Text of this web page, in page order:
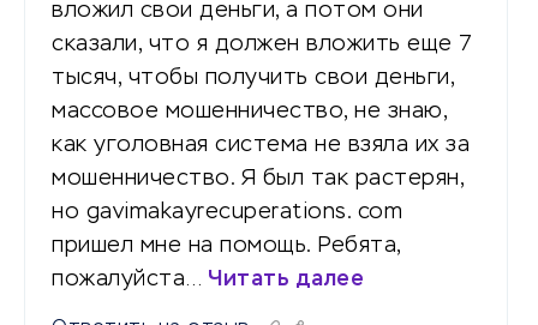
вложил свои деньги, а потом они
сказали, что я должен вложить еще 7
тысяч, чтобы получить свои деньги,
массовое мошенничество, не знаю,
как уголовная система не взяла их за
мошенничество. Я был так растерян,
но gavimakayrecuperations. com
пришел мне на помощь. Ребята,
пожалуйста… Читать далее